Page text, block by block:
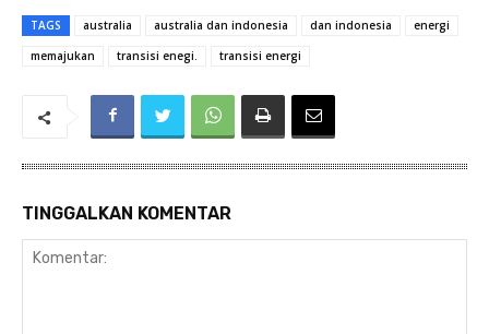
TAGS australia australia dan indonesia dan indonesia
energi
memajukan
transisi enegi. transisi energi
TINGGALKAN KOMENTAR